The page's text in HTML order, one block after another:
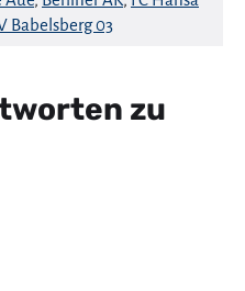
Babelsberg 03
zu